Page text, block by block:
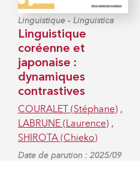
Linguistique - Linguistica
Linguistique
coréenne et
japonaise :
dynamiques
contrastives
COURALET (Stéphane) ,
LABRUNE (Laurence) ,
SHIROTA (Chieko)
Date de parution : 2025/09